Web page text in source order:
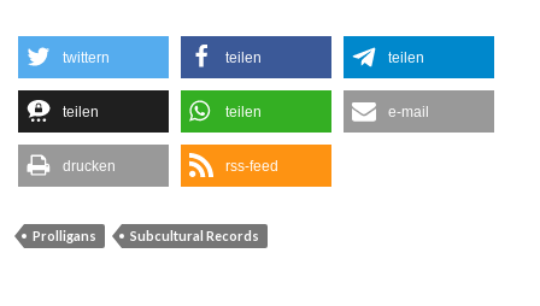
twittern teilen teilen
teilen teilen e-mail
drucken rss-feed
Prolligans Subcultural Records